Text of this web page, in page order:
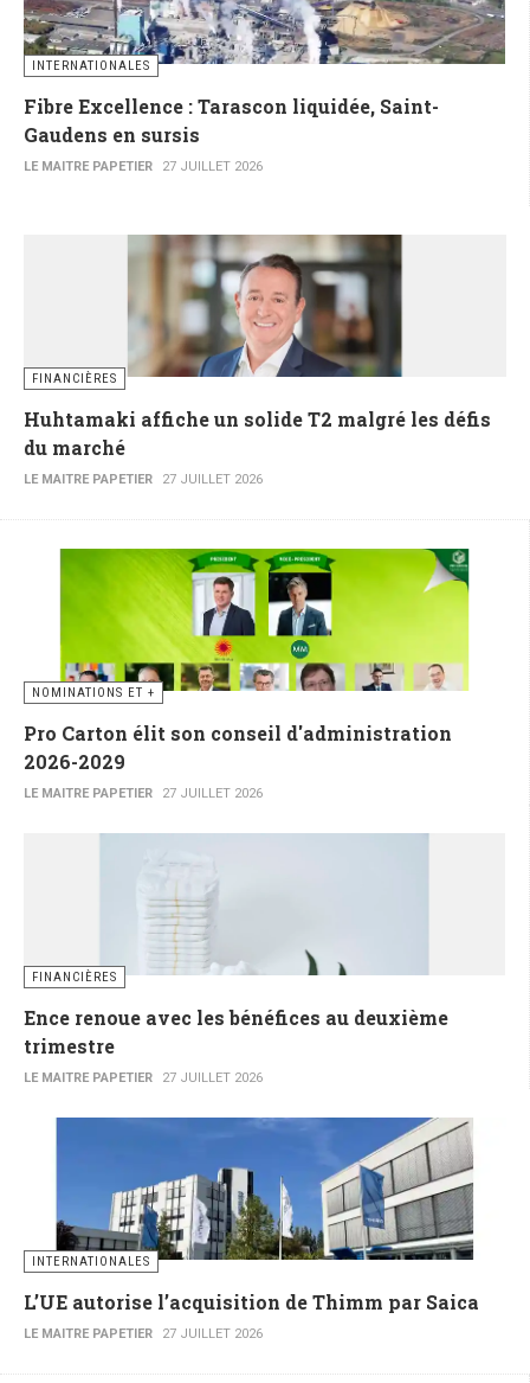
INTERNATIONALES
Fibre Excellence : Tarascon liquidée, Saint-
Gaudens en sursis
LE MAITRE PAPETIER 27 JUILLET 2026
FINANCIÈRES
Huhtamaki affiche un solide T2 malgré les défis
du marché
LE MAITRE PAPETIER 27 JUILLET 2026
NOMINATIONS ET +
Pro Carton élit son conseil d'administration
2026-2029
LE MAITRE PAPETIER 27 JUILLET 2026
FINANCIÈRES
Ence renoue avec les bénéfices au deuxième
trimestre
LE MAITRE PAPETIER 27 JUILLET 2026
INTERNATIONALES
L’UE autorise l’acquisition de Thimm par Saica
LE MAITRE PAPETIER 27 JUILLET 2026